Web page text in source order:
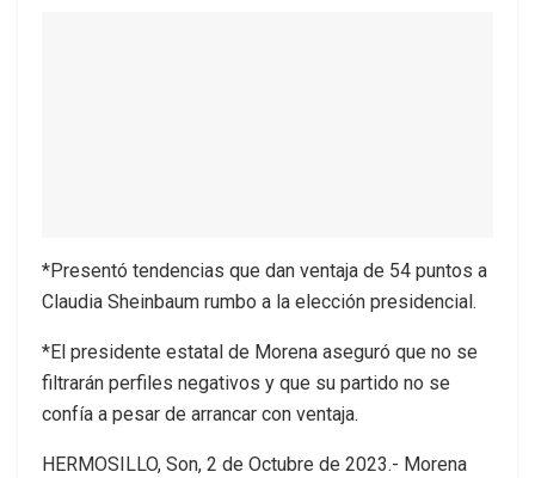
*Presentó tendencias que dan ventaja de 54 puntos a
Claudia Sheinbaum rumbo a la elección presidencial.
*El presidente estatal de Morena aseguró que no se
filtrarán perfiles negativos y que su partido no se
confía a pesar de arrancar con ventaja.
HERMOSILLO, Son, 2 de Octubre de 2023.- Morena